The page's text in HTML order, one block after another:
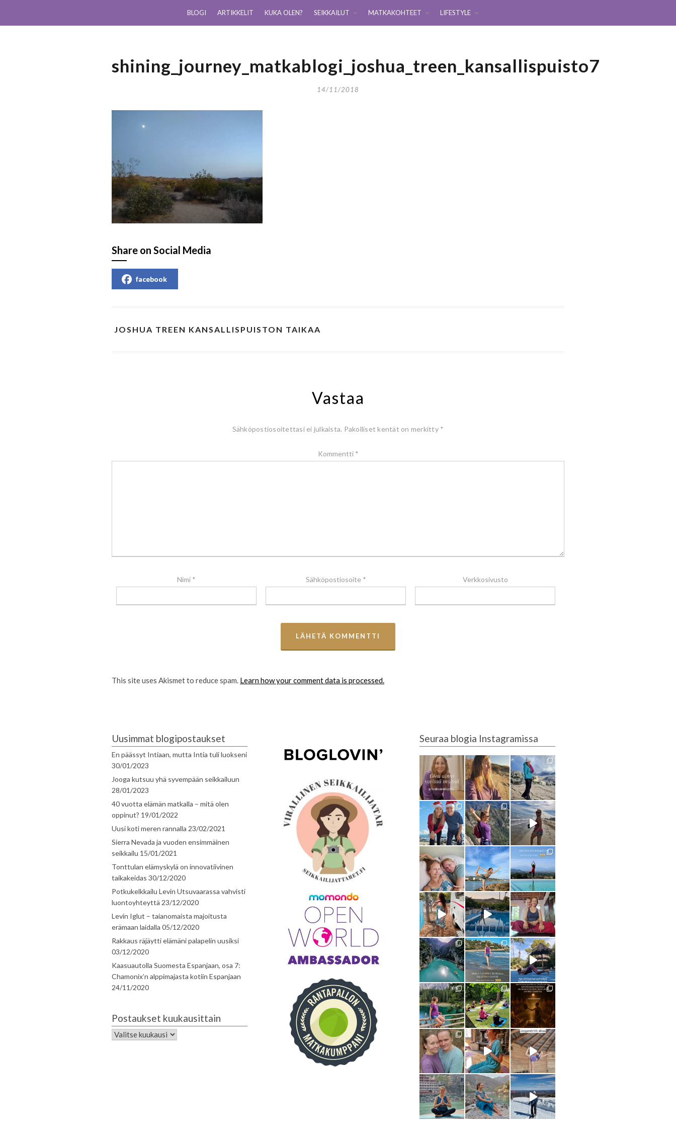
BLOGI ARTIKKELIT KUKA OLEN? SEIKKAILUT MATKAKOHTEET LIFESTYLE
shining_journey_matkablogi_joshua_treen_kansallispuisto7
14/11/2018
Share on Social Media
facebook
JOSHUA TREEN KANSALLISPUISTON TAIKAA
Vastaa
Sähköpostiosoitettasi ei julkaista. Pakolliset kentät on merkitty *
Kommentti *
Nimi * Sähköpostiosoite * Verkkosivusto
This site uses Akismet to reduce spam. Learn how your comment data is processed.
Uusimmat blogipostaukset
En päässyt Intiaan, mutta Intia tuli luokseni
30/01/2023
Jooga kutsuu yhä syvempään seikkailuun
28/01/2023
40 vuotta elämän matkalla – mitä olen
oppinut? 19/01/2022
Uusi koti meren rannalla 23/02/2021
Sierra Nevada ja vuoden ensimmäinen
seikkailu 15/01/2021
Tonttulan elämyskylä on innovatiivinen
taikakeidas 30/12/2020
Potkukelkkailu Levin Utsuvaarassa vahvisti
luontoyhteyttä 23/12/2020
Levin Iglut – taianomaista majoitusta
erämaan laidalla 05/12/2020
Rakkaus räjäytti elämäni palapelin uusiksi
03/12/2020
Kaasuautolla Suomesta Espanjaan, osa 7:
Chamonix’n alppimajasta kotiin Espanjaan
24/11/2020
Postaukset kuukausittain
Seuraa blogia Instagramissa